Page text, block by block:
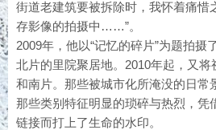
街道老建筑要被拆除时，我怀着痛惜
存影像的拍摄中……”。
2009年，他以“记忆的碎片”为题拍摄
北片的里院聚居地。2010年起，又
和南片。那些被城市化所淹没的日常
那些类别特征明显的琐碎与热烈，凭
链接而打上了生命的水印。